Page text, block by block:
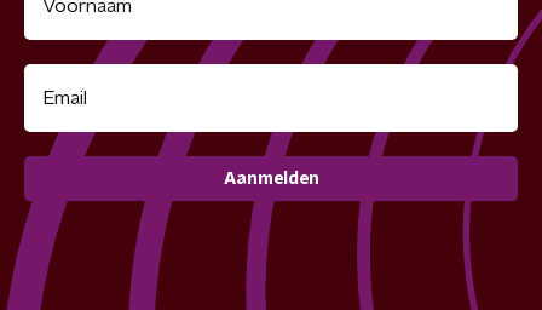
Aanmelden